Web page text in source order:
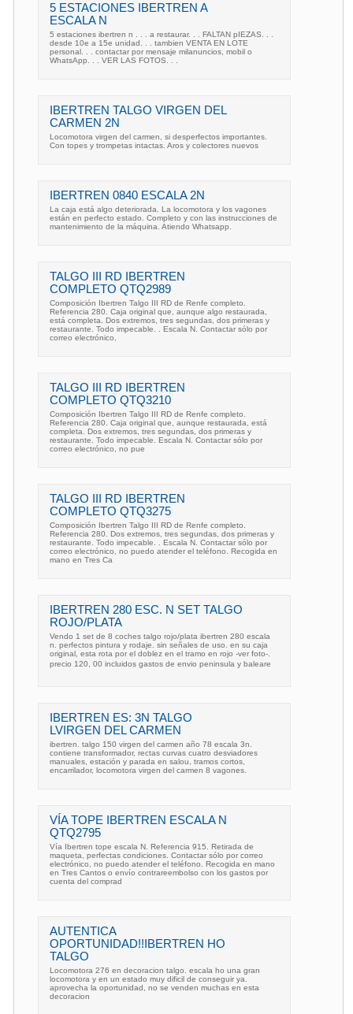
5 ESTACIONES IBERTREN A
ESCALA N
5 estaciones ibertren n . . . a restaurar. . . FALTAN pIEZAS. . .
desde 10e a 15e unidad. . . tambien VENTA EN LOTE
personal. . . contactar por mensaje milanuncios, mobil o
WhatsApp. . . VER LAS FOTOS. . .
IBERTREN TALGO VIRGEN DEL
CARMEN 2N
Locomotora virgen del carmen, si desperfectos importantes.
Con topes y trompetas intactas. Aros y colectores nuevos
IBERTREN 0840 ESCALA 2N
La caja está algo deteriorada. La locomotora y los vagones
están en perfecto estado. Completo y con las instrucciones de
mantenimiento de la máquina. Atiendo Whatsapp.
TALGO III RD IBERTREN
COMPLETO QTQ2989
Composición Ibertren Talgo III RD de Renfe completo.
Referencia 280. Caja original que, aunque algo restaurada,
está completa. Dos extremos, tres segundas, dos primeras y
restaurante. Todo impecable. . Escala N. Contactar sólo por
correo electrónico,
TALGO III RD IBERTREN
COMPLETO QTQ3210
Composición Ibertren Talgo III RD de Renfe completo.
Referencia 280. Caja original que, aunque restaurada, está
completa. Dos extremos, tres segundas, dos primeras y
restaurante. Todo impecable. Escala N. Contactar sólo por
correo electrónico, no pue
TALGO III RD IBERTREN
COMPLETO QTQ3275
Composición Ibertren Talgo III RD de Renfe completo.
Referencia 280. Dos extremos, tres segundas, dos primeras y
restaurante. Todo impecable. . Escala N. Contactar sólo por
correo electrónico, no puedo atender el teléfono. Recogida en
mano en Tres Ca
IBERTREN 280 ESC. N SET TALGO
ROJO/PLATA
Vendo 1 set de 8 coches talgo rojo/plata ibertren 280 escala
n. perfectos pintura y rodaje. sin señales de uso. en su caja
original, esta rota por el doblez en el tramo en rojo -ver foto-.
precio 120, 00 incluidos gastos de envio peninsula y baleare
IBERTREN ES: 3N TALGO
LVIRGEN DEL CARMEN
ibertren. talgo 150 virgen del carmen año 78 escala 3n.
contiene transformador, rectas curvas cuatro desviadores
manuales, estación y parada en salou, tramos cortos,
encarrilador, locomotora virgen del carmen 8 vagones.
VÍA TOPE IBERTREN ESCALA N
QTQ2795
Vía Ibertren tope escala N. Referencia 915. Retirada de
maqueta, perfectas condiciones. Contactar sólo por correo
electrónico, no puedo atender el teléfono. Recogida en mano
en Tres Cantos o envío contrareembolso con los gastos por
cuenta del comprad
AUTENTICA
OPORTUNIDAD!!IBERTREN HO
TALGO
Locomotora 276 en decoracion talgo. escala ho una gran
locomotora y en un estado muy dificil de conseguir ya.
aprovecha la oportunidad, no se venden muchas en esta
decoracion